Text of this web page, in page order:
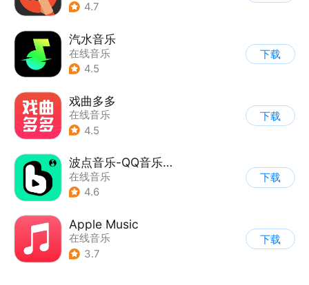
4.7
汽水音乐
在线音乐
4.5
下载
戏曲多多
在线音乐
4.5
下载
波点音乐-QQ音乐简洁版
在线音乐
4.6
下载
Apple Music
在线音乐
3.7
下载